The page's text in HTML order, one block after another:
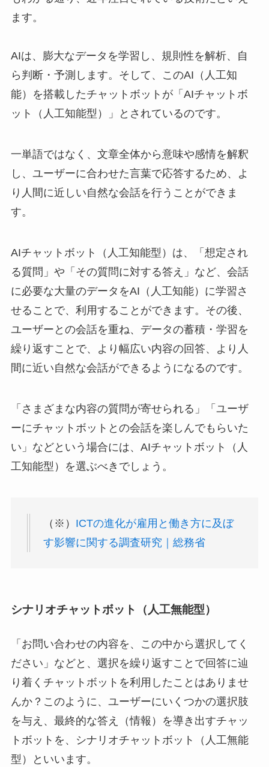
ます。
AIは、膨大なデータを学習し、規則性を解析、自
ら判断・予測します。そして、このAI（人工知
能）を搭載したチャットボットが「AIチャットボ
ット（人工知能型）」とされているのです。
一単語ではなく、文章全体から意味や感情を解釈
し、ユーザーに合わせた言葉で応答するため、よ
り人間に近しい自然な会話を行うことができま
す。
AIチャットボット（人工知能型）は、「想定され
る質問」や「その質問に対する答え」など、会話
に必要な大量のデータをAI（人工知能）に学習さ
せることで、利用することができます。その後、
ユーザーとの会話を重ね、データの蓄積・学習を
繰り返すことで、より幅広い内容の回答、より人
間に近い自然な会話ができるようになるのです。
「さまざまな内容の質問が寄せられる」「ユーザ
ーにチャットボットとの会話を楽しんでもらいた
い」などという場合には、AIチャットボット（人
工知能型）を選ぶべきでしょう。
（※） ICTの進化が雇用と働き方に及ぼ
す影響に関する調査研究｜総務省
シナリオチャットボット（人工無能型）
「お問い合わせの内容を、この中から選択してく
ださい」などと、選択を繰り返すことで回答に辿
り着くチャットボットを利用したことはありませ
んか？このように、ユーザーにいくつかの選択肢
を与え、最終的な答え（情報）を導き出すチャッ
トボットを、シナリオチャットボット（人工無能
型）といいます。